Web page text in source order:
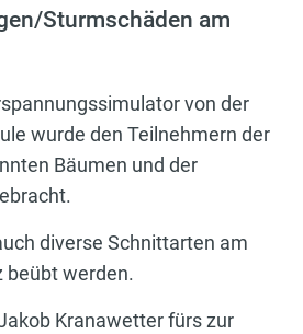
Sturmschäden am
von der
wurde den Teilnehmern der
Bäumen und der
diverse Schnittarten am
beübt werden.
Kranawetter fürs zur